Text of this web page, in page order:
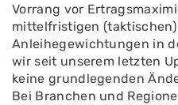
Vorrang vor
mittelfristigen
Anleihegewichtungen in
wir seit unserem letzten
keine grundlegenden
Bei Branchen und